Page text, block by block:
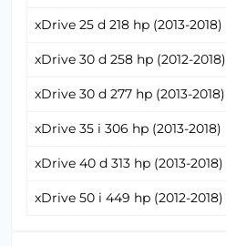
xDrive 25 d 218 hp (2013-2018)
xDrive 30 d 258 hp (2012-2018)
xDrive 30 d 277 hp (2013-2018)
xDrive 35 i 306 hp (2013-2018)
xDrive 40 d 313 hp (2013-2018)
xDrive 50 i 449 hp (2012-2018)